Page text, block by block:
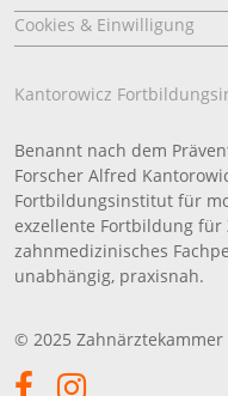
Cookies & Einwilligung
Kantorowicz
Benannt nach dem
Forscher Alfred
Fortbildungsinstitut für
exzellente Fortbildung
zahnmedizinisches
unabhängig, praxisnah.
© 2025